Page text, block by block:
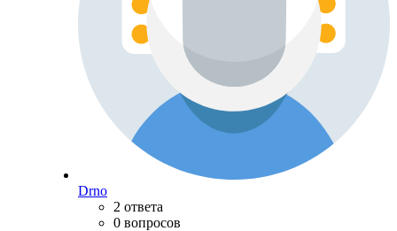
Drno
2 ответа
0 вопросов